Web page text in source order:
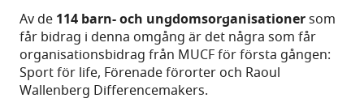
Av de 114 barn- och ungdomsorganisationersom
får bidrag i denna omgång är det några som får
organisationsbidrag från MUCF för första gången:
Sport för life, Förenade förorter och Raoul
Wallenberg Differencemakers.